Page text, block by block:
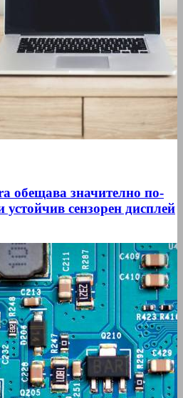
обещава значително по-
сензорен дисплей